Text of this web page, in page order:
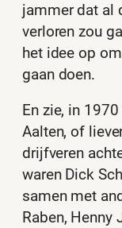
jammer dat al
verloren zou
het idee op
gaan doen.
En zie, in
Aalten, of
drijfveren
waren Dick
samen met
Raben, Henny